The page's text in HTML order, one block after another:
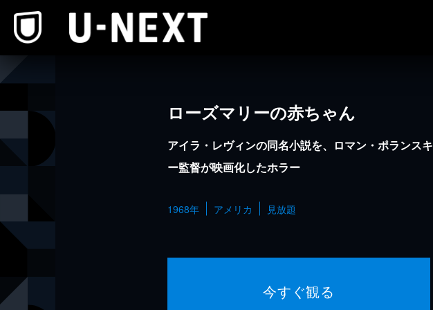
ローズマリーの赤ちゃん
アイラ・レヴィンの同名小説を、ロマン・ポランスキ
ー監督が映画化したホラー
1968年 アメリカ 見放題
今すぐ観る